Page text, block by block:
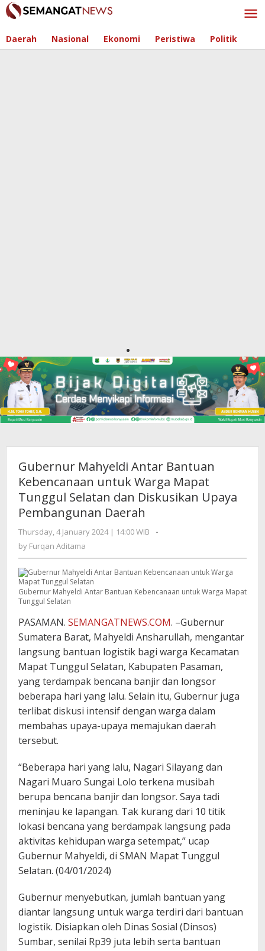
Skip
to
Daerah Nasional Ekonomi Peristiwa Politik
Gubernur Mahyeldi Antar Bantuan
Kebencanaan untuk Warga Mapat
Tunggul Selatan dan Diskusikan Upaya
Pembangunan Daerah
Thursday, 4 January 2024 | 14:00 WIB
by
-
by Furqan Aditama
Gubernur Mahyeldi Antar Bantuan Kebencanaan untuk Warga Mapat
Tunggul Selatan
PASAMAN. SEMANGATNEWS.COM. –Gubernur
Sumatera Barat, Mahyeldi Ansharullah, mengantar
langsung bantuan logistik bagi warga Kecamatan
Mapat Tunggul Selatan, Kabupaten Pasaman,
yang terdampak bencana banjir dan longsor
beberapa hari yang lalu. Selain itu, Gubernur juga
terlibat diskusi intensif dengan warga dalam
membahas upaya-upaya memajukan daerah
tersebut.
“Beberapa hari yang lalu, Nagari Silayang dan
Nagari Muaro Sungai Lolo terkena musibah
berupa bencana banjir dan longsor. Saya tadi
meninjau ke lapangan. Tak kurang dari 10 titik
lokasi bencana yang berdampak langsung pada
aktivitas kehidupan warga setempat,” ucap
Gubernur Mahyeldi, di SMAN Mapat Tunggul
Selatan. (04/01/2024)
Gubernur menyebutkan, jumlah bantuan yang
diantar langsung untuk warga terdiri dari bantuan
logistik. Disiapkan oleh Dinas Sosial (Dinsos)
Sumbar, senilai Rp39 juta lebih serta bantuan